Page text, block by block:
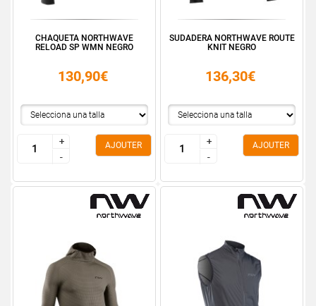
CHAQUETA NORTHWAVE
RELOAD SP WMN NEGRO
130,90€
+
-
+
-
AJOUTER
SUDADERA NORTHWAVE ROUTE
KNIT NEGRO
136,30€
+
-
+
-
AJOUTER